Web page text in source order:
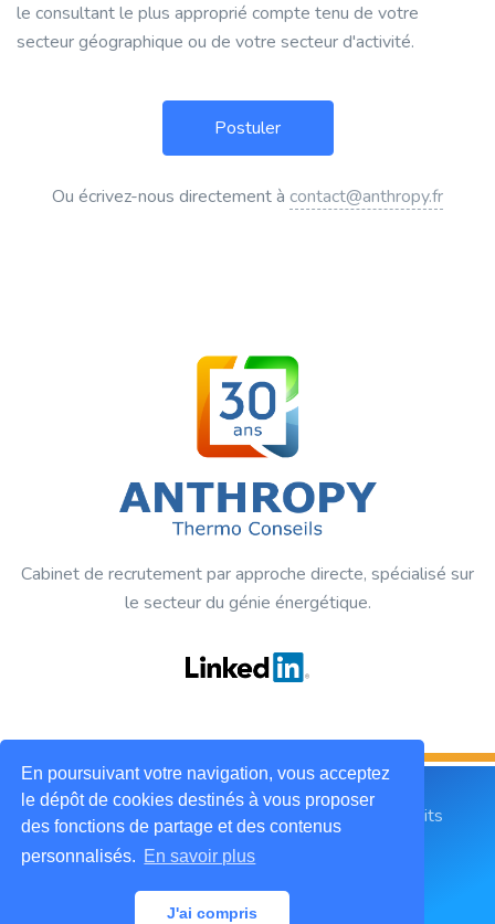
En poursuivant votre navigation, vous acceptez
le dépôt de cookies destinés à vous proposer
des fonctions de partage et des contenus
personnalisés. En savoir plus
J'ai compris
le consultant le plus approprié compte tenu de votre
secteur géographique ou de votre secteur d'activité.
Ou écrivez-nous directement à contact@anthropy.fr
Cabinet de recrutement par approche directe, spécialisé sur
le secteur du génie énergétique.
2019 © ANTHROPY Thermo Conseils. Tous droits
réservés.
Mentions légales CGU